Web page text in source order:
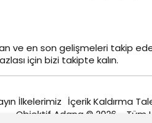
ve en son gelişmeleri takip
için bizi takipte kalın.
İlkelerimiz İçerik Kaldırma
Objektif Adana © 2026 - Tüm